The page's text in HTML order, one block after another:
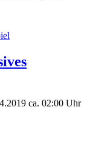
ca. 02:00 Uhr